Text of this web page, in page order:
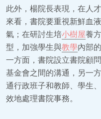
此外，楊院長表現，在人
來看，書院要重視新鮮血
氣；在研討生培小樹屋養
型，加強學生與教學內部
一方面，書院設立書院顧
基金會之間的溝通，另一
通行政班子和教師、學生
效地處理書院事務。